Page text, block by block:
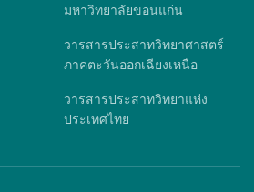
มหาวิทยาลัยขอนแก่น
วารสารประสาทวิทยาศาสตร์
ภาคตะวันออกเฉียงเหนือ
วารสารประสาทวิทยาแห่ง
ประเทศไทย